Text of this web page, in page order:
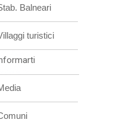
Balneari
turistici